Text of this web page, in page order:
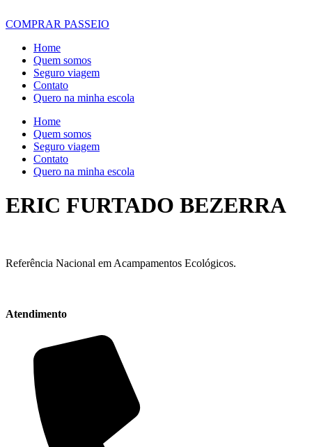
COMPRAR PASSEIO
Home
Quem somos
Seguro viagem
Contato
Quero na minha escola
Home
Quem somos
Seguro viagem
Contato
Quero na minha escola
ERIC FURTADO BEZERRA
Referência Nacional em Acampamentos Ecológicos.
Atendimento